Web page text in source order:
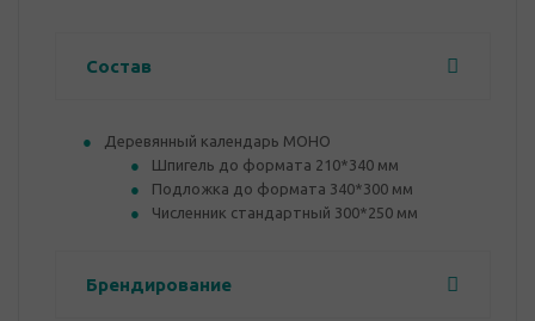
Состав
Деревянный календарь МОНО
Шпигель до формата 210*340 мм
Подложка до формата 340*300 мм
Численник стандартный 300*250 мм
Брендирование